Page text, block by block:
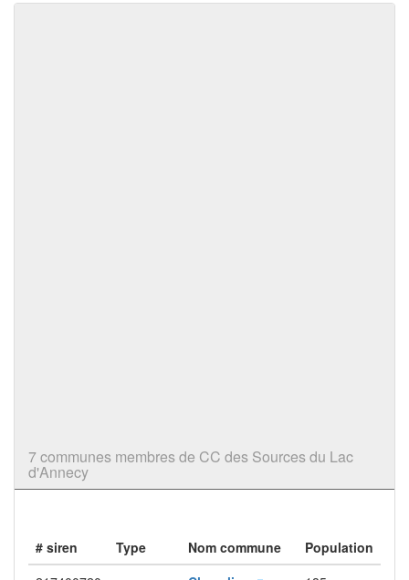
7 communes membres de CC des Sources du Lac
d'Annecy
# siren Type Nom commune
Population